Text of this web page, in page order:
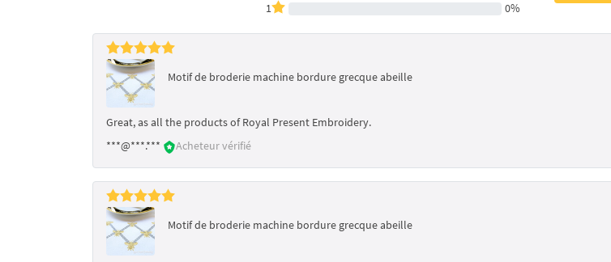
1
0%
Motif de broderie machine bordure grecque abeille
Great, as all the products of Royal Present Embroidery.
***@***.***
Acheteur vérifié
Motif de broderie machine bordure grecque abeille